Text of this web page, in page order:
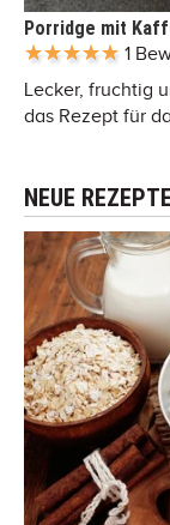
Porridge mit
1
Lecker, fruchtig
das Rezept für
NEUE REZEPTE